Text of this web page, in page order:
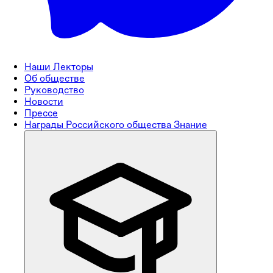
Наши Лекторы
Об обществе
Руководство
Новости
Прессе
Награды Российского общества Знание